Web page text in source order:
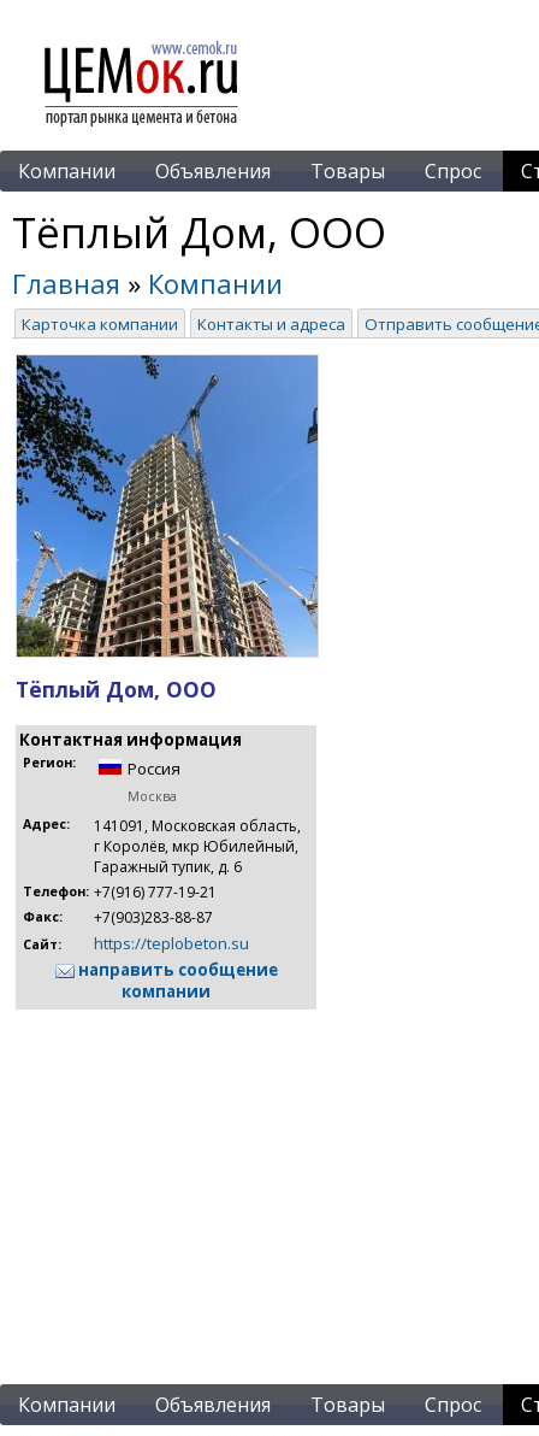
Компании Объявления Товары Спрос
Тёплый Дом, ООО
Главная » Компании
Карточка компании Контакты и адреса Отправить
Тёплый Дом, ООО
Контактная информация
Регион: Россия
Москва
Адрес:
141091, Московская область,
г Королёв, мкр Юбилейный,
Гаражный тупик, д. 6
Телефон: +7(916) 777-19-21
Факс: +7(903)283-88-87
Сайт:
https://teplobeton.su
направить сообщение
компании
Компании Объявления Товары Спрос